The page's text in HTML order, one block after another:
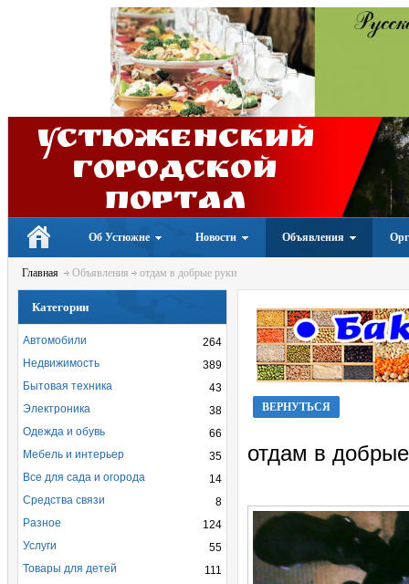
Устюженский
Городской
портал
Об Устюжне Новости Объявления
Главная Объявления отдам в добрые руки
ВЕРНУТЬСЯ
отдам в
Категории
264
Автомобили
389
Недвижимость
43
Бытовая техника
38
Электроника
66
Одежда и обувь
35
Мебель и интерьер
14
Все для сада и огорода
8
Средства связи
124
Разное
55
Услуги
111
Товары для детей